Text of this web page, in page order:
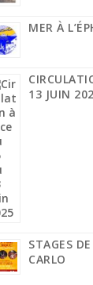
MER À
13 JUIN
STAGES
CARLO